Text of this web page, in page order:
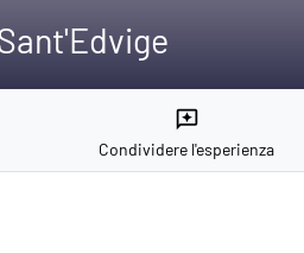
reviews
Condividere l'esperienza